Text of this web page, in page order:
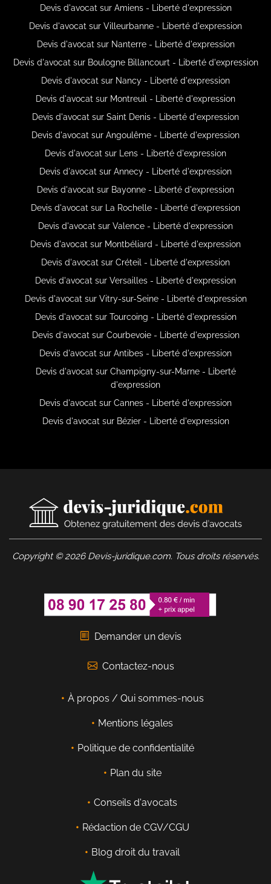
Devis d'avocat sur Amiens - Liberté d'expression
Devis d'avocat sur Villeurbanne - Liberté d'expression
Devis d'avocat sur Nanterre - Liberté d'expression
Devis d'avocat sur Boulogne Billancourt - Liberté d'expression
Devis d'avocat sur Nancy - Liberté d'expression
Devis d'avocat sur Montreuil - Liberté d'expression
Devis d'avocat sur Saint Denis - Liberté d'expression
Devis d'avocat sur Angoulême - Liberté d'expression
Devis d'avocat sur Lens - Liberté d'expression
Devis d'avocat sur Annecy - Liberté d'expression
Devis d'avocat sur Bayonne - Liberté d'expression
Devis d'avocat sur La Rochelle - Liberté d'expression
Devis d'avocat sur Valence - Liberté d'expression
Devis d'avocat sur Montbéliard - Liberté d'expression
Devis d'avocat sur Créteil - Liberté d'expression
Devis d'avocat sur Versailles - Liberté d'expression
Devis d'avocat sur Vitry-sur-Seine - Liberté d'expression
Devis d'avocat sur Tourcoing - Liberté d'expression
Devis d'avocat sur Courbevoie - Liberté d'expression
Devis d'avocat sur Antibes - Liberté d'expression
Devis d'avocat sur Champigny-sur-Marne - Liberté
d'expression
Devis d'avocat sur Cannes - Liberté d'expression
Devis d'avocat sur Bézier - Liberté d'expression
Copyright © 2026 Devis-juridique.com. Tous droits réservés.
Demander un devis
Contactez-nous
À propos / Qui sommes-nous
Mentions légales
Politique de confidentialité
Plan du site
Conseils d'avocats
Rédaction de CGV/CGU
Blog droit du travail